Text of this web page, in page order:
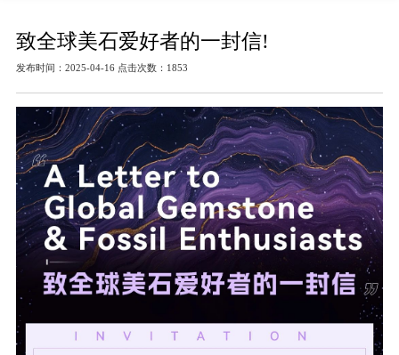
致全球美石爱好者的一封信!
发布时间：2025-04-16 点击次数：1853